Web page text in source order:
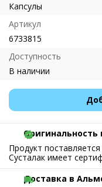
Капсулы
Артикул
6733815
Доступность
В наличии
Продукт
Сусталак имеет
Доставка в